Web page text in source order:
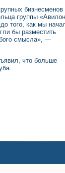
бизнесменов
группы
того, как мы
бы разместить
смысла», —
что больше